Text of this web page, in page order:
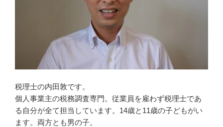
税理士の内田敦です。
個人事業主の税務調査専門。従業員を雇わず税理士であ
る自分が全て担当しています。14歳と11歳の子どもがい
ます。両方とも男の子。